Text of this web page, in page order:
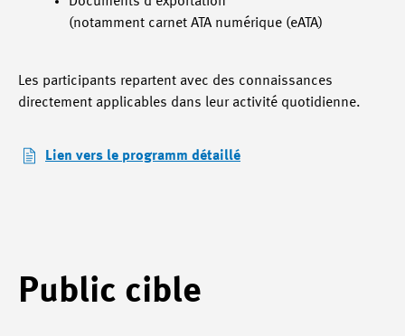
(notamment carnet ATA numérique (eATA)
Les participants repartent avec des connaissances
directement applicables dans leur activité quotidienne.
Lien vers le programm détaillé
Public cible